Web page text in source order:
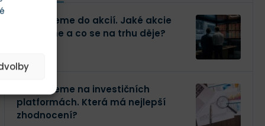
Investujeme do akcií. Jaké akcie
kupujeme a co se na trhu děje?
Investujeme na investičních
platformách. Která má nejlepší
zhodnocení?